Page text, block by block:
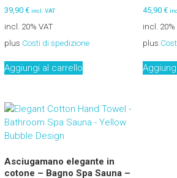
39,90 € incl. VAT
incl. 20% VAT
plus Costi di spedizione
Aggiungi al carrello
45,90 €
incl. 20%
plus
Asciugamano elegante in
cotone – Bagno Spa Sauna –